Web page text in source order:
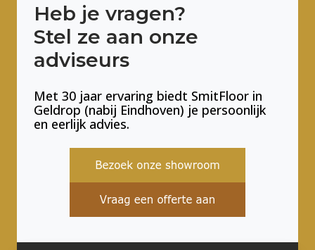
Heb je vragen?
Stel ze aan onze
adviseurs
Met 30 jaar ervaring biedt SmitFloor in
Geldrop (nabij Eindhoven) je persoonlijk
en eerlijk advies.